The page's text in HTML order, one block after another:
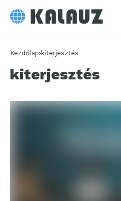
Kezdőlap kiterjesztés
kiterjesztés